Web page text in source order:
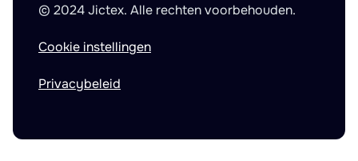
© 2024 Jictex. Alle rechten voorbehouden.
Cookie instellingen
Privacybeleid